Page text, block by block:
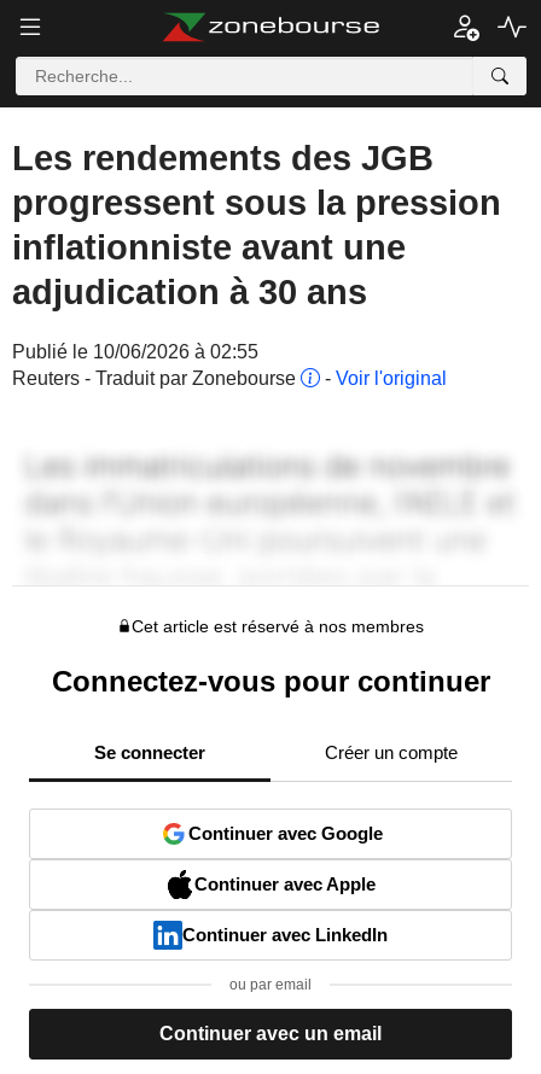
Les rendements des JGB
progressent sous la pression
inflationniste avant une
adjudication à 30 ans
Publié le 10/06/2026 à 02:55
Reuters - Traduit par Zonebourse
- Voir l'original
Cet article est réservé à nos membres
Connectez-vous pour continuer
Se connecter Créer un compte
Continuer avec Google
Continuer avec Apple
Continuer avec LinkedIn
ou par email
Continuer avec un email